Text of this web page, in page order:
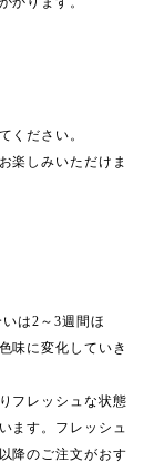
ください。
楽しみいただけま
は2～3週間ほ
味に変化していき
フレッシュな状態
ます。フレッシュ
降のご注文がおす